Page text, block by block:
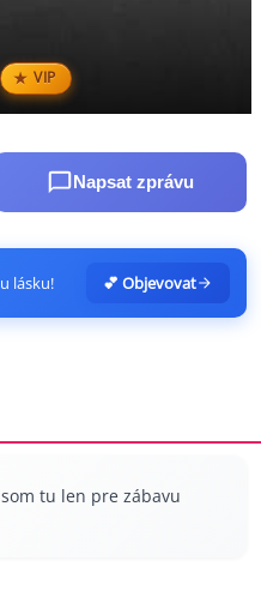
VIP
Napsat zprávu
lásku! 💕 Objevovat
tu len pre zábavu